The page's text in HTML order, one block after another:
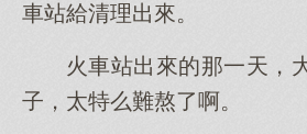
車站給清理出來。
火車站出來的那一天，
子，太特么難熬了啊。